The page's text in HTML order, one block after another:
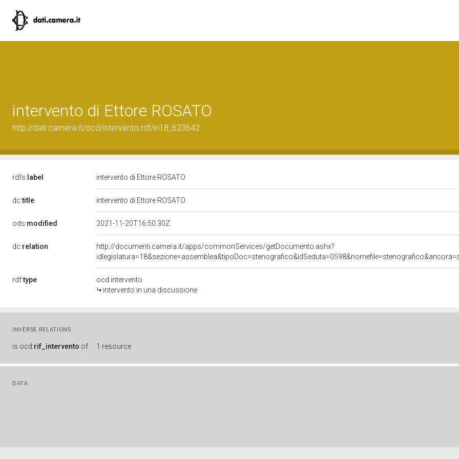
intervento di Ettore ROSATO
http://dati.camera.it/ocd/intervento.rdf/in18_623642
rdfs: label intervento di Ettore ROSATO
dc:title intervento di Ettore ROSATO
ods:modified 2021-11-20T16:50:30Z
dc:relation
http://documenti.camera.it/apps/commonServices/getDocumento.ashx?
rdf:type
ocd:intervento
intervento in una discussione
INVERSE RELATIONS
is ocd:rif_intervento of 1 resource
DATA